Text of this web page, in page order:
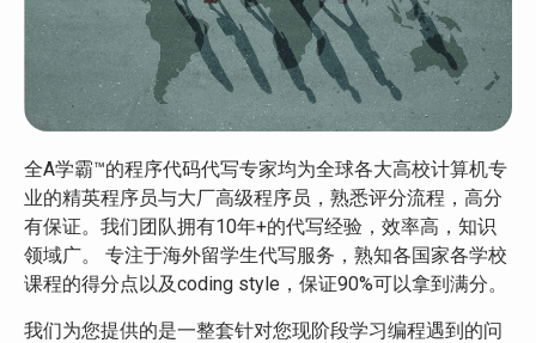
全A学霸™的程序代码代写专家均为全球各大高校计算机专
业的精英程序员与大厂高级程序员，熟悉评分流程，高分
有保证。我们团队拥有10年+的代写经验，效率高，知识
领域广。 专注于海外留学生代写服务，熟知各国家各学校
课程的得分点以及coding style，保证90%可以拿到满分。
我们为您提供的是一整套针对您现阶段学习编程遇到的问